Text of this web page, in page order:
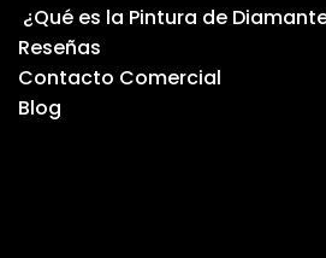
¿Qué es la Pintura de
Reseñas
Contacto Comercial
Blog